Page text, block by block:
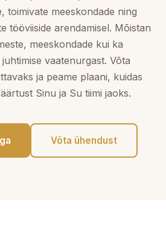
toimivate meeskondade ning
tööviiside arendamisel. Mõistan
meeskondade kui ka
vaatenurgast. Võta
ja peame plaani, kuidas
Sinu ja Su tiimi jaoks.
Võta ühendust